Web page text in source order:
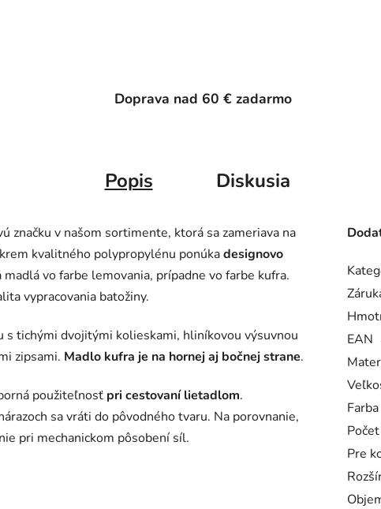
Doprava nad 60 € zadarmo
Popis Diskusia
značku v našom sortimente, ktorá sa zameriava na
kvalitného polypropylénu ponúkadesignovo
madlá vo farbe lemovania, prípadne vo farbe kufra.
vypracovania batožiny.
tichými dvojitými kolieskami, hliníkovou výsuvnou
zipsami. Madlo kufra je na hornej aj bočnej strane.
použiteľnosť pri cestovaní lietadlom.
sa vráti do pôvodného tvaru. Na porovnanie,
pri mechanickom pôsobení síl.
EAN
Farba
Pre